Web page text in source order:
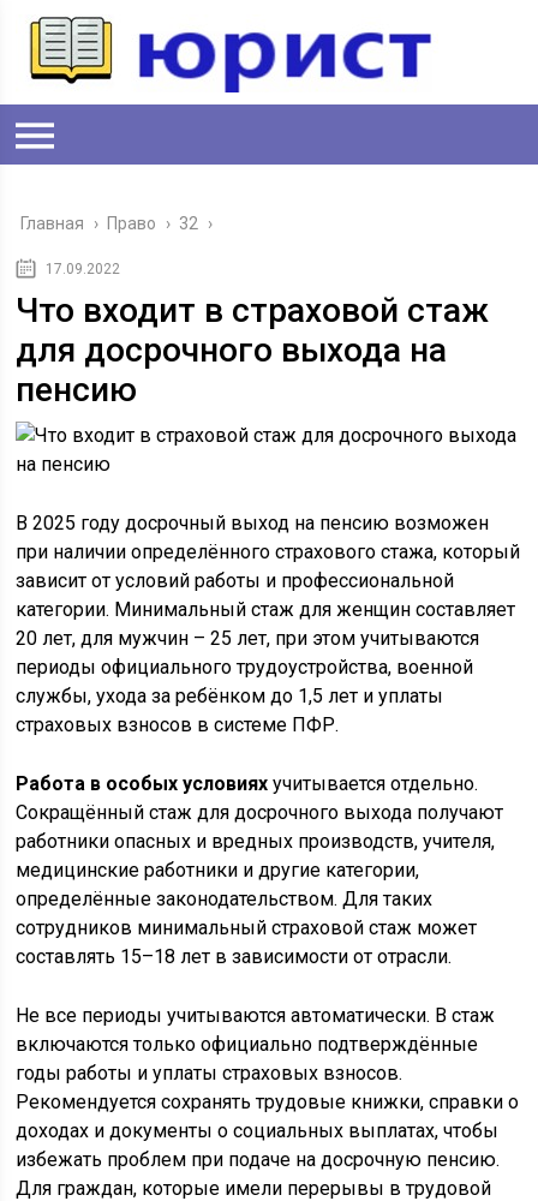
Главная › Право › 32 ›
17.09.2022
Что входит в страховой стаж
для досрочного выхода на
пенсию
В 2025 году досрочный выход на пенсию возможен
при наличии определённого страхового стажа, который
зависит от условий работы и профессиональной
категории. Минимальный стаж для женщин составляет
20 лет, для мужчин – 25 лет, при этом учитываются
периоды официального трудоустройства, военной
службы, ухода за ребёнком до 1,5 лет и уплаты
страховых взносов в системе ПФР.
Работа в особых условиях учитывается отдельно.
Сокращённый стаж для досрочного выхода получают
работники опасных и вредных производств, учителя,
медицинские работники и другие категории,
определённые законодательством. Для таких
сотрудников минимальный страховой стаж может
составлять 15–18 лет в зависимости от отрасли.
Не все периоды учитываются автоматически. В стаж
включаются только официально подтверждённые
годы работы и уплаты страховых взносов.
Рекомендуется сохранять трудовые книжки, справки о
доходах и документы о социальных выплатах, чтобы
избежать проблем при подаче на досрочную пенсию.
Для граждан, которые имели перерывы в трудовой